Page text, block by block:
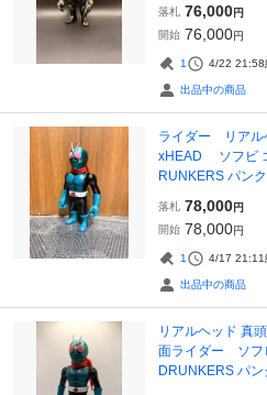
落札 76,000円
開始 76,000円
1 4/22 21:58
出品中の商品
ライダー リアル
xHEAD ソフビ
RUNKERS パン
落札 78,000円
開始 78,000円
1 4/17 21:11
出品中の商品
リアルヘッド 真
面ライダー ソフ
DRUNKERS パ